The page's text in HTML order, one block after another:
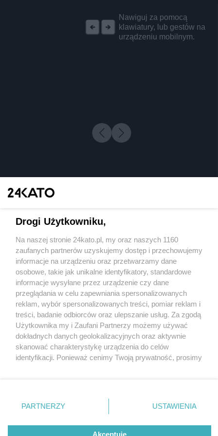
Nawiguj za pomocą
klawiatury, lub gestów na
urządzeniu mobilnym.
1 / 0
Wydawca mediów lokalnych
Nie zapomnij
zapoznać się z:
polityką prywatności regulamin korzystania z portali
Twojemiasto
Piekary Śląskie
Chorzów
Tarnowskie Góry
Gliwice
Skontakuj sięz nami
Kontakt
Wydawca
Redakcja
Drogi Użytkowniku,
Na naszej stronie 24kato.pl, my oraz naszych 1160
zaufanych partnerów uzyskujemy dostęp i przechowujemy
informacje na urządzeniu oraz przetwarzamy dane
osobowe, takie jak unikalne identyfikatory, standardowe
informacje wysyłane przez urządzenie czy dane
przeglądania w celu zapewniania spersonalizowanych
reklam, wybór spersonalizowanych treści, pomiar reklam i
treści, badanie odbiorców oraz ulepszanie usług. Za zgodą
Użytkownika my i Zaufani Partnerzy możemy używać
dokładnych danych geolokalizacyjnych oraz aktywnie
skanować charakterystykę urządzenia do celów
identyfikacji. Ponieważ cenimy Twoją prywatność, prosimy
prywatności znajdujący się w lewym dolnym rogu strony
. Niektóre rodzaje przetwarzania danych nie wymagają
zgody użytkownika, ale masz prawo sprzeciwić się
takiemu przetwarzaniu. Preferencje będą miały
PARTNERZY USTAWIENIA
Akceptuję